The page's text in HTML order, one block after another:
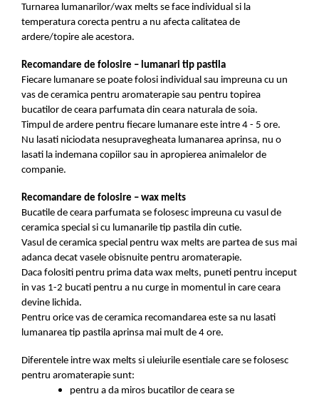
Turnarea lumanarilor/wax melts se face individual si la
temperatura corecta pentru a nu afecta calitatea de
ardere/topire ale acestora.
Recomandare de folosire – lumanari tip pastila
Fiecare lumanare se poate folosi individual sau impreuna cu un
vas de ceramica pentru aromaterapie sau pentru topirea
bucatilor de ceara parfumata din ceara naturala de soia.
Timpul de ardere pentru fiecare lumanare este intre 4 - 5 ore.
Nu lasati niciodata nesupravegheata lumanarea aprinsa, nu o
lasati la indemana copiilor sau in apropierea animalelor de
companie.
Recomandare de folosire – wax melts
Bucatile de ceara parfumata se folosesc impreuna cu vasul de
ceramica special si cu lumanarile tip pastila din cutie.
Vasul de ceramica special pentru wax melts are partea de sus mai
adanca decat vasele obisnuite pentru aromaterapie.
Daca folositi pentru prima data wax melts, puneti pentru inceput
in vas 1-2 bucati pentru a nu curge in momentul in care ceara
devine lichida.
Pentru orice vas de ceramica recomandarea este sa nu lasati
lumanarea tip pastila aprinsa mai mult de 4 ore.
Diferentele intre wax melts si uleiurile esentiale care se folosesc
pentru aromaterapie sunt:
pentru a da miros bucatilor de ceara se